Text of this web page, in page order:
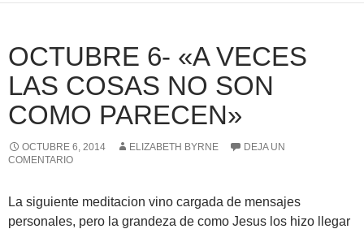
OCTUBRE 6- «A VECES
LAS COSAS NO SON
COMO PARECEN»
OCTUBRE 6, 2014 ELIZABETH BYRNE
DEJA UN
COMENTARIO
La siguiente meditacion vino cargada de mensajes
personales, pero la grandeza de como Jesus los hizo llegar